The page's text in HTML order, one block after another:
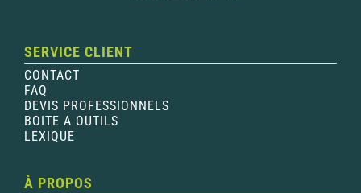
SERVICE CLIENT
CONTACT
FAQ
DEVIS PROFESSIONNELS
BOITE A OUTILS
LEXIQUE
À PROPOS